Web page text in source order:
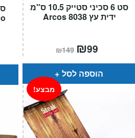
סט 6 סכיני סטייק 10.5 ס"מ
ידית עץ 8038 Arcos
₪149 המחיר
המקורי
היה:
₪149.
₪99
הוא:
הוספה לסל
מבצע!